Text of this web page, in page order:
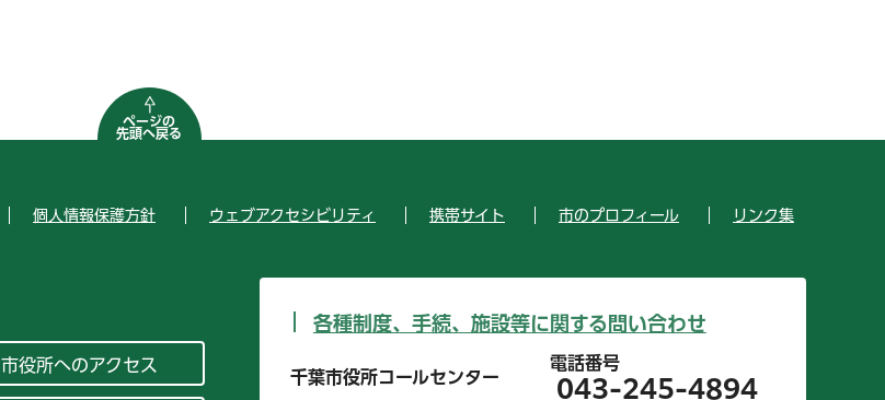
ページの
先頭へ戻る
個人情報保護方針 ウェブアクセシビリティ 携帯サイト 市のプロフィール リンク集
市役所へのアクセス
各種制度、手続、施設等に関する問い合わせ
千葉市役所コールセンター
電話番号
043-245-4894